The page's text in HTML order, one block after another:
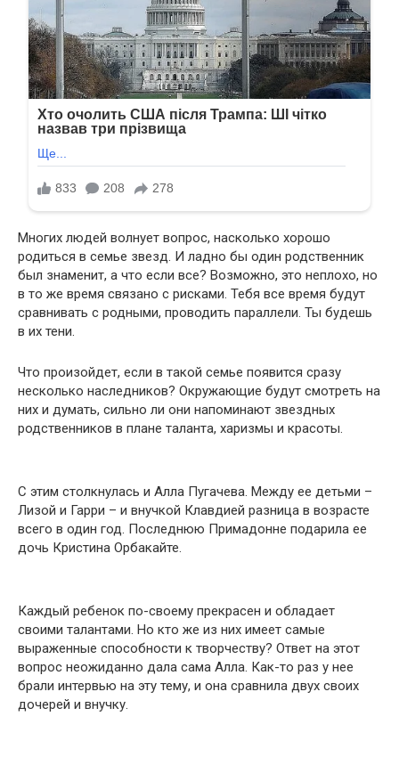
Многих людей волнует вопрос, насколько хорошо
родиться в семье звезд. И ладно бы один родственник
был знаменит, а что если все? Возможно, это неплохо, но
в то же время связано с рисками. Тебя все время будут
сравнивать с родными, проводить параллели. Ты будешь
в их тени.
Что произойдет, если в такой семье появится сразу
несколько наследников? Окружающие будут смотреть на
них и думать, сильно ли они напоминают звездных
родственников в плане таланта, харизмы и красоты.
С этим столкнулась и Алла Пугачева. Между ее детьми –
Лизой и Гарри – и внучкой Клавдией разница в возрасте
всего в один год. Последнюю Примадонне подарила ее
дочь Кристина Орбакайте.
Каждый ребенок по-своему прекрасен и обладает
своими талантами. Но кто же из них имеет самые
выраженные способности к творчеству? Ответ на этот
вопрос неожиданно дала сама Алла. Как-то раз у нее
брали интервью на эту тему, и она сравнила двух своих
дочерей и внучку.